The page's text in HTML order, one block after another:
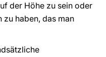
der Höhe zu sein oder
zu haben, das man